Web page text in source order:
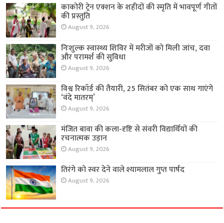
काकोरी ट्रेन एक्शन के शहीदों की स्मृति में भावपूर्ण गीतों
की प्रस्तुति
August 9, 2026
निःशुल्क स्वास्थ्य शिविर में मरीजों को मिली जांच, दवा
और परामर्श की सुविधा
August 9, 2026
विश्व रिकॉर्ड की तैयारी, 25 सितंबर को एक साथ गाएंगे
‘वंदे मातरम्’
August 9, 2026
मंजित बावा की कला-दृष्टि से संवरी विद्यार्थियों की
रचनात्मक उड़ान
August 9, 2026
तिरंगे को स्वर देने वाले श्यामलाल गुप्त पार्षद
August 9, 2026